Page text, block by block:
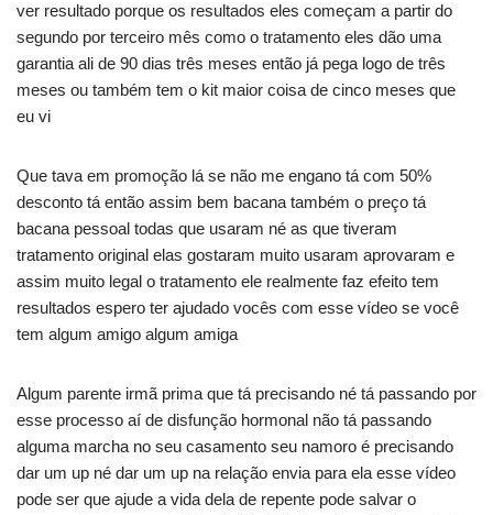
ver resultado porque os resultados eles começam a partir do
segundo por terceiro mês como o tratamento eles dão uma
garantia ali de 90 dias três meses então já pega logo de três
meses ou também tem o kit maior coisa de cinco meses que
eu vi
Que tava em promoção lá se não me engano tá com 50%
desconto tá então assim bem bacana também o preço tá
bacana pessoal todas que usaram né as que tiveram
tratamento original elas gostaram muito usaram aprovaram e
assim muito legal o tratamento ele realmente faz efeito tem
resultados espero ter ajudado vocês com esse vídeo se você
tem algum amigo algum amiga
Algum parente irmã prima que tá precisando né tá passando por
esse processo aí de disfunção hormonal não tá passando
alguma marcha no seu casamento seu namoro é precisando
dar um up né dar um up na relação envia para ela esse vídeo
pode ser que ajude a vida dela de repente pode salvar o